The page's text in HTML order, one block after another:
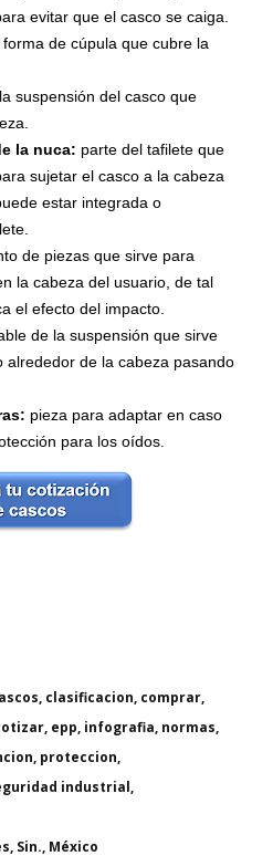
evitar que el casco se caiga.
forma de cúpula que cubre la
suspensión del casco que
la nuca: parte del tafilete que
sujetar el casco a la cabeza
estar integrada o
de piezas que sirve para
la cabeza del usuario, de tal
el efecto del impacto.
de la suspensión que sirve
alrededor de la cabeza pasando
pieza para adaptar en caso
para los oídos.
clasificacion comprar
epp infografia normas
proteccion
industrial
Sin., México